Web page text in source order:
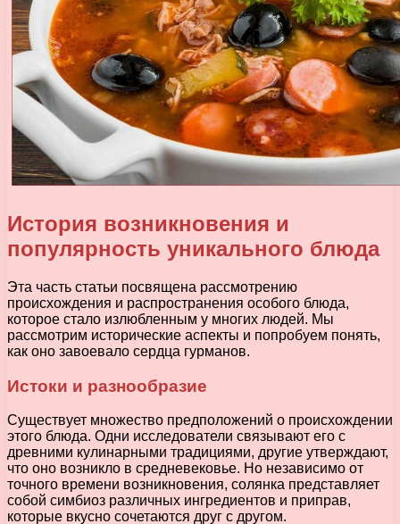
История возникновения и
популярность уникального блюда
Эта часть статьи посвящена рассмотрению
происхождения и распространения особого блюда,
которое стало излюбленным у многих людей. Мы
рассмотрим исторические аспекты и попробуем понять,
как оно завоевало сердца гурманов.
Истоки и разнообразие
Существует множество предположений о происхождении
этого блюда. Одни исследователи связывают его с
древними кулинарными традициями, другие утверждают,
что оно возникло в средневековье. Но независимо от
точного времени возникновения, солянка представляет
собой симбиоз различных ингредиентов и приправ,
которые вкусно сочетаются друг с другом.